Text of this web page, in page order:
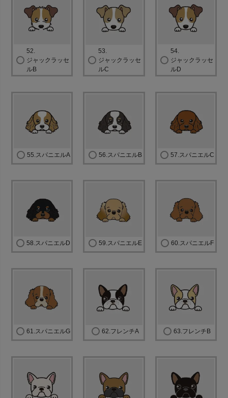
52.
ジャックラッセ
ルB
53.
ジャックラッセ
ルC
54.
ジャックラッセ
ルD
55.スパニエルA 56.スパニエルB 57.スパニエルC
58.スパニエルD 59.スパニエルE 60.スパニエルF
61.スパニエルG 62.フレンチA 63.フレンチB